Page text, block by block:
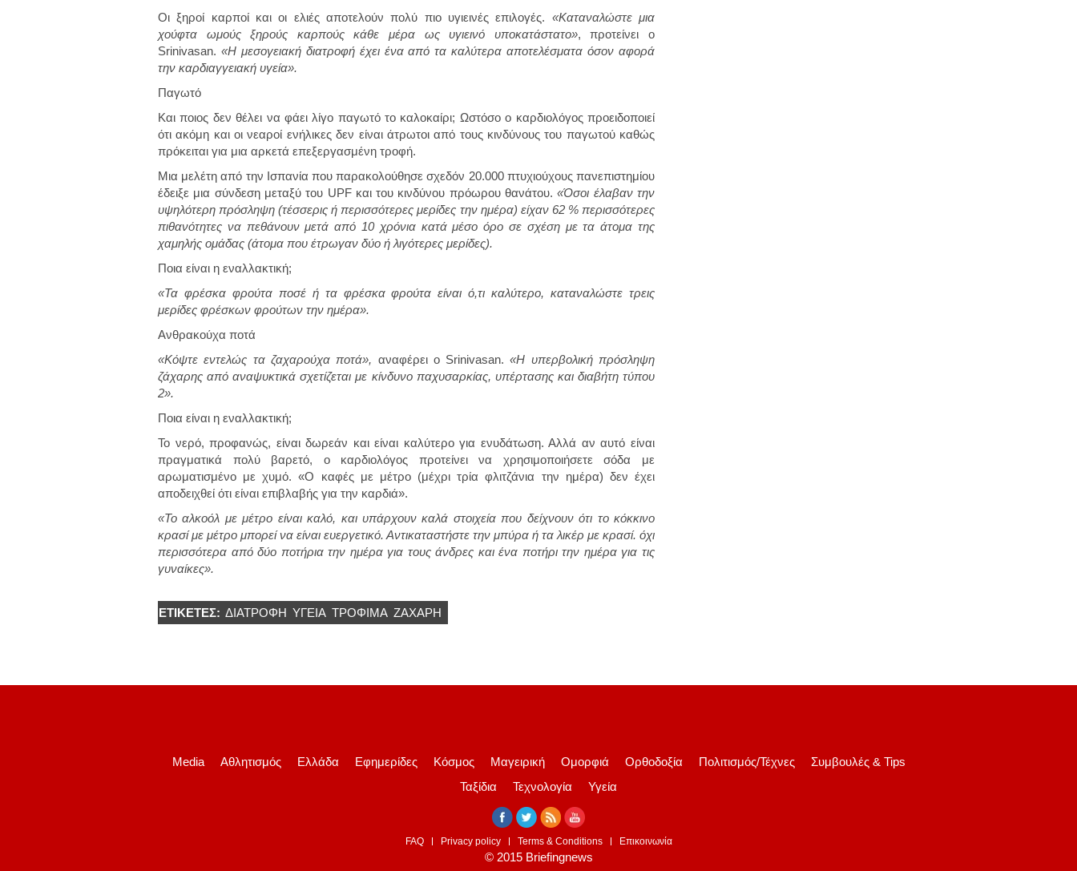
Οι ξηροί καρποί και οι ελιές αποτελούν πολύ πιο υγιεινές επιλογές. «Καταναλώστε μια
χούφτα ωμούς ξηρούς καρπούς κάθε μέρα ως υγιεινό υποκατάστατο», προτείνει ο
Srinivasan. «Η μεσογειακή διατροφή έχει ένα από τα καλύτερα αποτελέσματα όσον αφορά
την καρδιαγγειακή υγεία».
Παγωτό
Και ποιος δεν θέλει να φάει λίγο παγωτό το καλοκαίρι; Ωστόσο ο καρδιολόγος προειδοποιεί
ότι ακόμη και οι νεαροί ενήλικες δεν είναι άτρωτοι από τους κινδύνους του παγωτού καθώς
πρόκειται για μια αρκετά επεξεργασμένη τροφή.
Μια μελέτη από την Ισπανία που παρακολούθησε σχεδόν 20.000 πτυχιούχους πανεπιστημίου
έδειξε μια σύνδεση μεταξύ του UPF και του κινδύνου πρόωρου θανάτου. «Όσοι έλαβαν την
υψηλότερη πρόσληψη (τέσσερις ή περισσότερες μερίδες την ημέρα) είχαν 62 % περισσότερες
πιθανότητες να πεθάνουν μετά από 10 χρόνια κατά μέσο όρο σε σχέση με τα άτομα της
χαμηλής ομάδας (άτομα που έτρωγαν δύο ή λιγότερες μερίδες).
Ποια είναι η εναλλακτική;
«Τα φρέσκα φρούτα ποσέ ή τα φρέσκα φρούτα είναι ό,τι καλύτερο, καταναλώστε τρεις
μερίδες φρέσκων φρούτων την ημέρα».
Ανθρακούχα ποτά
«Κόψτε εντελώς τα ζαχαρούχα ποτά», αναφέρει ο Srinivasan. «Η υπερβολική πρόσληψη
ζάχαρης από αναψυκτικά σχετίζεται με κίνδυνο παχυσαρκίας, υπέρτασης και διαβήτη τύπου
2».
Ποια είναι η εναλλακτική;
Το νερό, προφανώς, είναι δωρεάν και είναι καλύτερο για ενυδάτωση. Αλλά αν αυτό είναι
πραγματικά πολύ βαρετό, ο καρδιολόγος προτείνει να χρησιμοποιήσετε σόδα με
αρωματισμένο με χυμό. «Ο καφές με μέτρο (μέχρι τρία φλιτζάνια την ημέρα) δεν έχει
αποδειχθεί ότι είναι επιβλαβής για την καρδιά».
«Το αλκοόλ με μέτρο είναι καλό, και υπάρχουν καλά στοιχεία που δείχνουν ότι το κόκκινο
κρασί με μέτρο μπορεί να είναι ευεργετικό. Αντικαταστήστε την μπύρα ή τα λικέρ με κρασί. όχι
περισσότερα από δύο ποτήρια την ημέρα για τους άνδρες και ένα ποτήρι την ημέρα για τις
γυναίκες».
ΕΤΙΚΈΤΕΣ: ΔΙΑΤΡΟΦΉ ΥΓΕΊΑ ΤΡΟΦΊΜΑ ΖΆΧΑΡΗ
Media Αθλητισμός Ελλάδα Εφημερίδες Κόσμος Μαγειρική Ομορφιά Ορθοδοξία Πολιτισμός/Τέχνες
Συμβουλές & Tips
Ταξίδια
Τεχνολογία Υγεία
FAQ Privacy policy Terms & Conditions Επικοινωνία
© 2015 Briefingnews